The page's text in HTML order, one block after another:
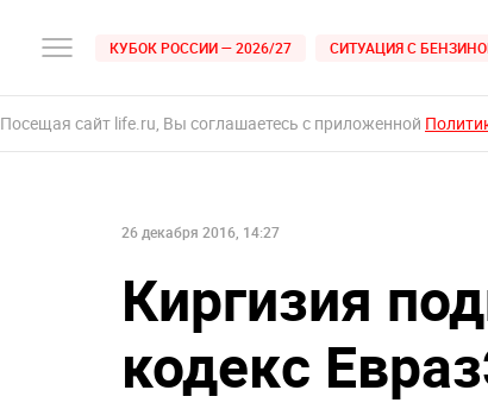
КУБОК РОССИИ — 2026/27 СИТУАЦИЯ С
Посещая сайт life.ru, Вы соглашаетесь с приложенной
26 декабря 2016, 14:27
Киргизия
кодекс